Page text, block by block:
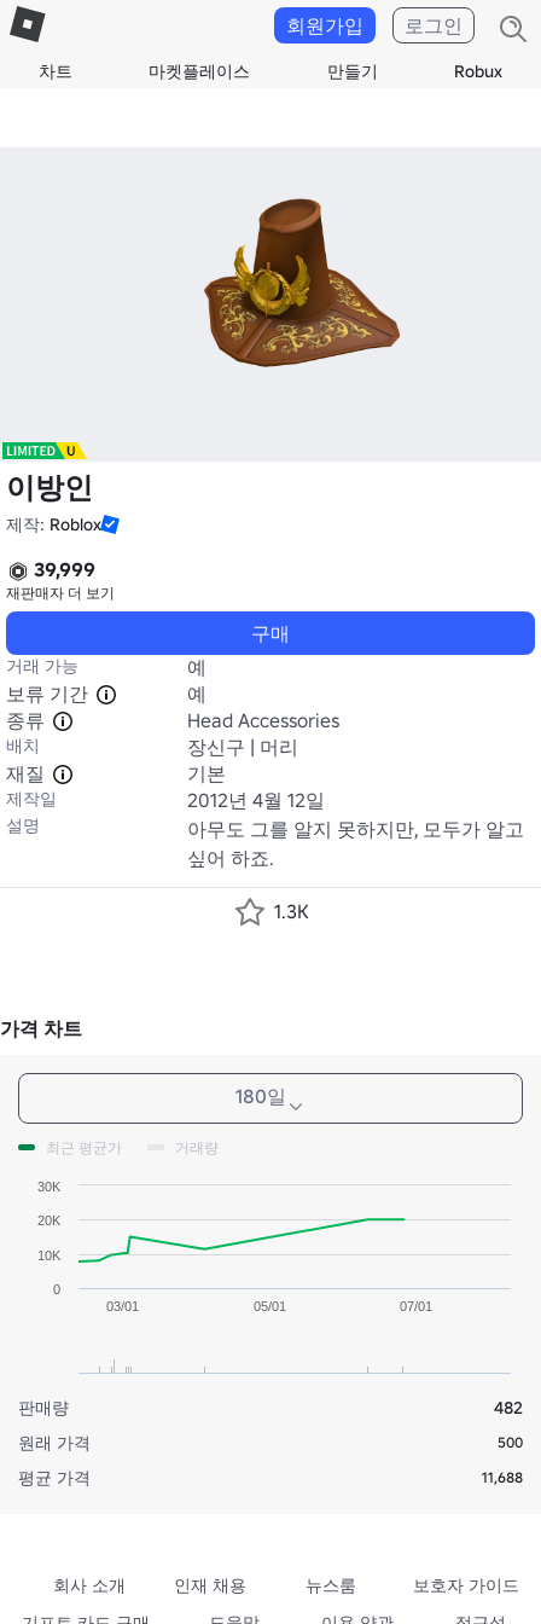
차트 마켓플레이스 만들기 Robux
회원가입 로그인
이방인
제작: Roblox
39,999
재판매자 더 보기
구매
거래 가능
예
보류 기간
예
종류
Head Accessories
배치
장신구 | 머리
재질
기본
제작일 2012년 4월 12일
설명
아무도 그를 알지 못하지만, 모두가 알고
싶어 하죠.
1.3K
가격 차트
180일
최근 평균가 거래량
03/01 05/01 07/01
0
10K
20K
30K
판매량
482
원래 가격
500
평균 가격 11,688
회사 소개 인재 채용 뉴스룸
보호자 가이드